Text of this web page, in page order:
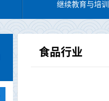
继续教育与培训
食品行业